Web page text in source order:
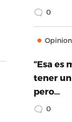
0
“Esa es
tener un
pero…
0